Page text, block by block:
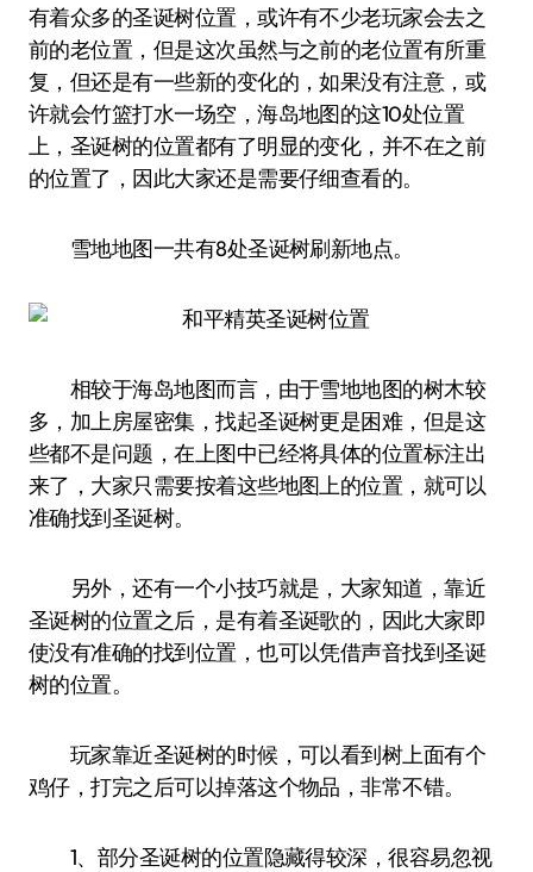
有着众多的圣诞树位置，或许有不少老玩家会去之
前的老位置，但是这次虽然与之前的老位置有所重
复，但还是有一些新的变化的，如果没有注意，或
许就会竹篮打水一场空，海岛地图的这10处位置
上，圣诞树的位置都有了明显的变化，并不在之前
的位置了，因此大家还是需要仔细查看的。
雪地地图一共有8处圣诞树刷新地点。
相较于海岛地图而言，由于雪地地图的树木较
多，加上房屋密集，找起圣诞树更是困难，但是这
些都不是问题，在上图中已经将具体的位置标注出
来了，大家只需要按着这些地图上的位置，就可以
准确找到圣诞树。
另外，还有一个小技巧就是，大家知道，靠近
圣诞树的位置之后，是有着圣诞歌的，因此大家即
使没有准确的找到位置，也可以凭借声音找到圣诞
树的位置。
玩家靠近圣诞树的时候，可以看到树上面有个
鸡仔，打完之后可以掉落这个物品，非常不错。
1、部分圣诞树的位置隐藏得较深，很容易忽视